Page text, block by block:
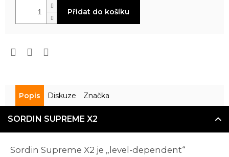
Přidat do košíku
Popis Diskuze Značka
SORDIN SUPREME X2
Sordin Supreme X2 je „level-dependent“